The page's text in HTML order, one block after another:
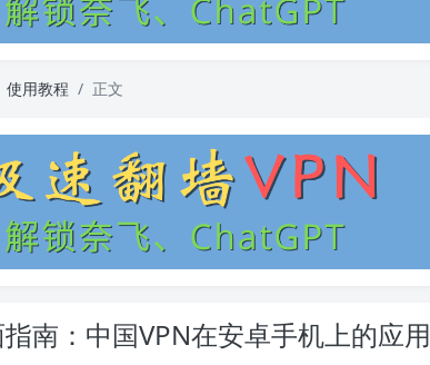
使用教程 正文
南：中国VPN在安卓手机上的应用